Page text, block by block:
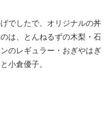
でしたで、オリジナルの丼
は、とんねるずの木梨・石
のレギュラー・おぎやはぎ
小倉優子。